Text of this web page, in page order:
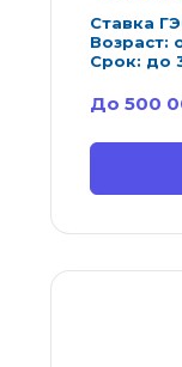
Ставка
Возраст:
Срок: до
До 500